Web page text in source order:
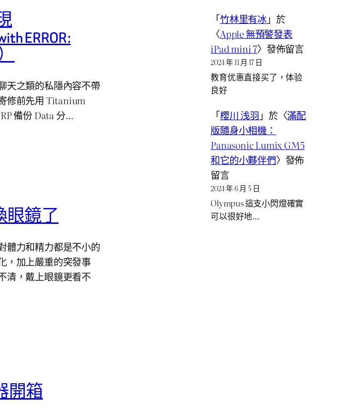
ERROR:
天之類的私隱內容不帶
修前先用 Titanium
備份 Data 分…
眼鏡了
體力和精力都是不小的
，加上嚴重的突發事
清，戴上眼鏡更看不
開箱
「竹林里有冰」於
〈Apple 無預警發表
iPad mini 7〉發佈留言
2024 年 11 月 17 日
教育优惠直接买了，体验
良好
「櫻川 浅羽 」於〈滿配
版隨身小相機：
Panasonic Lumix GM5
和它的小夥伴們〉發佈
留言
2024 年 6 月 5 日
Olympus 這支小閃燈確實
可以很好地…